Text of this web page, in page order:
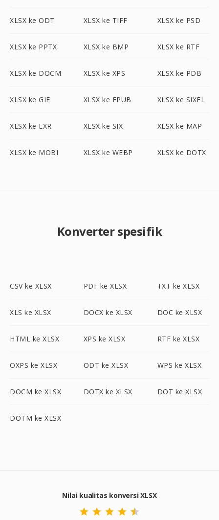
XLSX ke ODT XLSX ke TIFF XLSX ke PSD
XLSX ke PPTX XLSX ke BMP XLSX ke RTF
XLSX ke DOCM XLSX ke XPS XLSX ke PDB
XLSX ke GIF XLSX ke EPUB XLSX ke SIXEL
XLSX ke EXR XLSX ke SIX XLSX ke MAP
XLSX ke MOBI XLSX ke WEBP XLSX ke DOTX
Konverter spesifik
CSV ke XLSX PDF ke XLSX TXT ke XLSX
XLS ke XLSX DOCX ke XLSX DOC ke XLSX
HTML ke XLSX XPS ke XLSX RTF ke XLSX
OXPS ke XLSX ODT ke XLSX WPS ke XLSX
DOCM ke XLSX DOTX ke XLSX DOT ke XLSX
DOTM ke XLSX
Nilai kualitas konversi XLSX